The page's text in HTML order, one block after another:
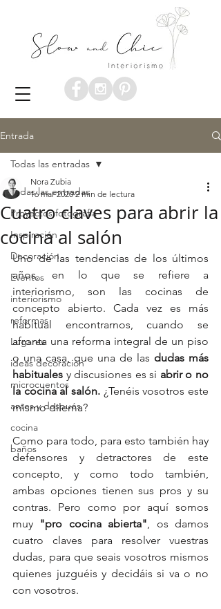
Entrada
Todas las entradas
Proyectos fotografía
Inspiración
Decoración
Eventos
interiorismo
reformas
Lugares
ideas decoración
microcuentos
antes y después
cocina
baños
Todas las entradas
Cuatro claves para abrir la
cocina al salón
Nora Zubia
16 mar 2020 2 min de lectura
Uno de las tendencias de los últimos
años, en lo que se refiere a
interiorismo, son las cocinas de
concepto abierto. Cada vez es más
habitual encontrarnos, cuando se
afronta una reforma integral de un piso
o una casa, que una de las dudas más
habituales y discusiones es si abrir o no
la cocina al salón. ¿Tenéis vosotros este
mismo dilema?
Como para todo, para esto también hay
defensores y detractores de este
concepto, y como todo también,
ambas opciones tienen sus pros y su
contras. Pero como por aquí somos
muy "pro cocina abierta", os damos
cuatro claves para resolver vuestras
dudas, para que seais vosotros mismos
quienes juzguéis y decidáis si va o no
con vosotros.